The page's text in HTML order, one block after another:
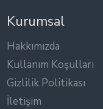
Kurumsal
Hakkımızda
Kullanım Koşulları
Gizlilik Politikası
İletişim